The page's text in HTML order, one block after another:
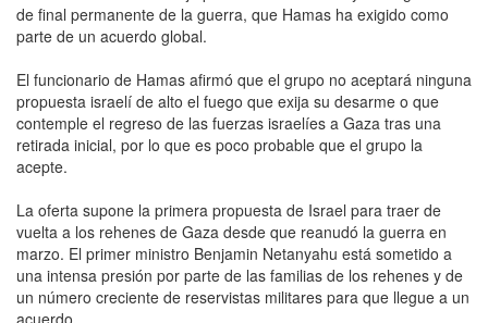
de final permanente de la guerra, que Hamas ha exigido como
parte de un acuerdo global.
El funcionario de Hamas afirmó que el grupo no aceptará ninguna
propuesta israelí de alto el fuego que exija su desarme o que
contemple el regreso de las fuerzas israelíes a Gaza tras una
retirada inicial, por lo que es poco probable que el grupo la
acepte.
La oferta supone la primera propuesta de Israel para traer de
vuelta a los rehenes de Gaza desde que reanudó la guerra en
marzo. El primer ministro Benjamin Netanyahu está sometido a
una intensa presión por parte de las familias de los rehenes y de
un número creciente de reservistas militares para que llegue a un
acuerdo.